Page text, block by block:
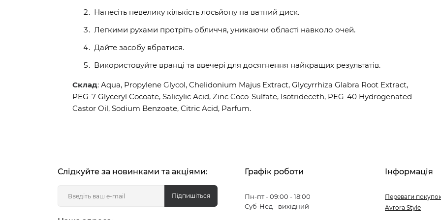
Нанесіть невелику кількість лосьйону на ватний диск.
Легкими рухами протріть обличчя, уникаючи області навколо очей.
Дайте засобу вбратися.
Використовуйте вранці та ввечері для досягнення найкращих результатів.
Склад: Aqua, Propylene Glycol, Chelidonium Majus Extract, Glycyrrhiza Glabra Root Extract,
PEG-7 Glyceryl Cocoate, Salicylic Acid, Zinc Coco-Sulfate, Isotrideceth, PEG-40 Hydrogenated
Castor Oil, Sodium Benzoate, Citric Acid, Parfum.
Слідкуйте за новинками та акціями:
Підпишіться
Графік роботи
Пн-пт - 09:00 - 18:00
Суб-Нед - вихідний
Інформація
Переваги
Avrora Style